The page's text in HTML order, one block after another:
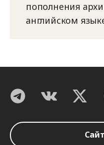
пополнения
английском